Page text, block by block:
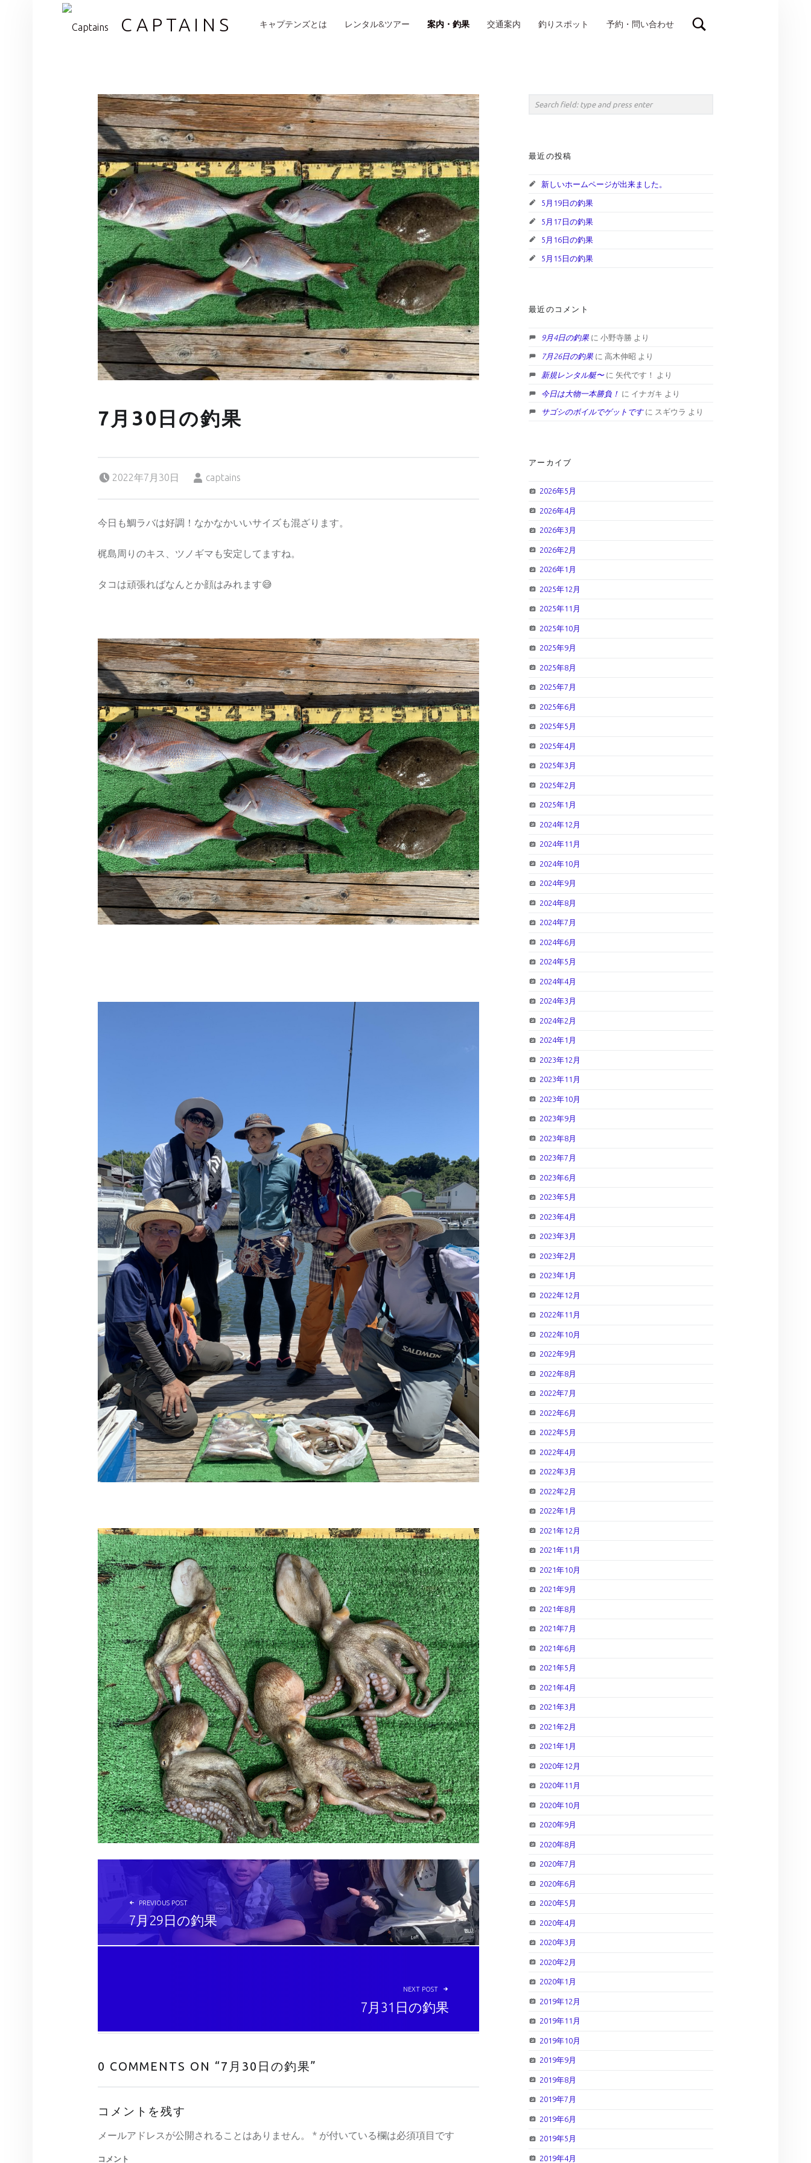
CAPTAINS キャプテンズとは レンタル&ツアー 案内・釣果 交通案内 釣りスポット 予約・問い合わせ
7月30日の釣果
2022年7月30日
captains
今日も鯛ラバは好調！なかなかいいサイズも混ざります。
梶島周りのキス、ツノギマも安定してますね。
タコは頑張ればなんとか顔はみれます😅
投稿ナビゲーション
PREVIOUS POST
7月29日の釣果
NEXT POST
7月31日の釣果
0 COMMENTS ON “7月30日の釣果”
コメントを残す
メールアドレスが公開されることはありません。 * が付いている欄は必須項目です
コメント
最近の投稿
新しいホームページが出来ました。
5月19日の釣果
5月17日の釣果
5月16日の釣果
5月15日の釣果
最近のコメント
9月4日の釣果に 小野寺勝 より
7月26日の釣果に 高木伸昭 より
新規レンタル艇〜に 矢代です！ より
今日は大物一本勝負！ に イナガキ より
サゴシのボイルでゲットですに スギウラ より
アーカイブ
2026年5月
2026年4月
2026年3月
2026年2月
2026年1月
2025年12月
2025年11月
2025年10月
2025年9月
2025年8月
2025年7月
2025年6月
2025年5月
2025年4月
2025年3月
2025年2月
2025年1月
2024年12月
2024年11月
2024年10月
2024年9月
2024年8月
2024年7月
2024年6月
2024年5月
2024年4月
2024年3月
2024年2月
2024年1月
2023年12月
2023年11月
2023年10月
2023年9月
2023年8月
2023年7月
2023年6月
2023年5月
2023年4月
2023年3月
2023年2月
2023年1月
2022年12月
2022年11月
2022年10月
2022年9月
2022年8月
2022年7月
2022年6月
2022年5月
2022年4月
2022年3月
2022年2月
2022年1月
2021年12月
2021年11月
2021年10月
2021年9月
2021年8月
2021年7月
2021年6月
2021年5月
2021年4月
2021年3月
2021年2月
2021年1月
2020年12月
2020年11月
2020年10月
2020年9月
2020年8月
2020年7月
2020年6月
2020年5月
2020年4月
2020年3月
2020年2月
2020年1月
2019年12月
2019年11月
2019年10月
2019年9月
2019年8月
2019年7月
2019年6月
2019年5月
2019年4月